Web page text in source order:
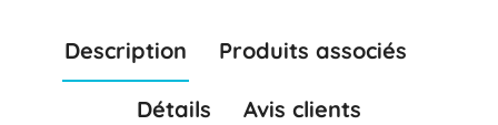
Description Produits associés
Détails Avis clients